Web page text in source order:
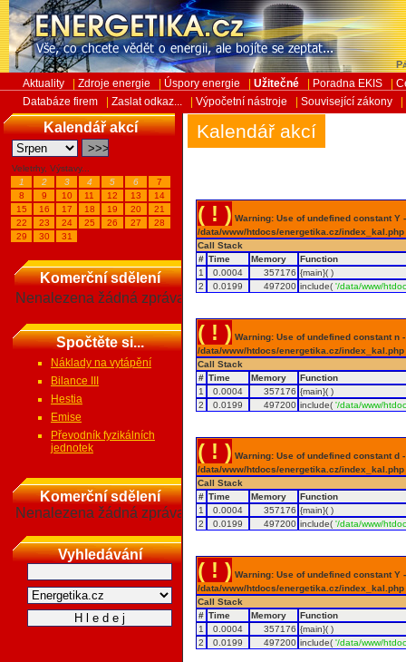
Aktuality Zdroje energie Úspory energie Užitečné Poradna EKIS
Databáze firem
Zaslat odkaz... Výpočetní nástroje Související zákony
Kalendář akcí
Veletrhy, Výstavy...
1
2 3 4 5 6
7
8
9 10 11 12 13
14
15
16 17 18 19 20
21
22
23 24 25 26 27
28
29
30 31
Komerční sdělení
Nenalezena žádná zpráva
Spočtěte si...
Náklady na vytápění
Bilance III
Hestia
Emise
Převodník fyzikálních
jednotek
Komerční sdělení
Nenalezena žádná zpráva
Vyhledávání
Kalendář akcí
( ! ) Warning: Use of undefined constant
/data/www/htdocs/energetika.cz/
Call Stack
# Time Memory
Function
1
0.0004 357176 {main}( )
2
0.0199 497200 include('/data/www/
( ! ) Warning: Use of undefined constant
/data/www/htdocs/energetika.cz/
Call Stack
# Time Memory
Function
1
0.0004 357176 {main}( )
2
0.0199 497200 include('/data/www/
( ! ) Warning: Use of undefined constant
/data/www/htdocs/energetika.cz/
Call Stack
# Time Memory
Function
1
0.0004 357176 {main}( )
2
0.0199 497200 include('/data/www/
( ! ) Warning: Use of undefined constant
/data/www/htdocs/energetika.cz/
Call Stack
# Time Memory
Function
1
0.0004 357176 {main}( )
2
0.0199 497200 include('/data/www/